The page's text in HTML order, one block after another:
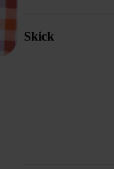
Skick